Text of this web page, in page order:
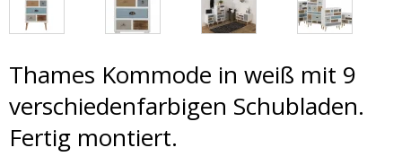
Thames Kommode in weiß mit 9
verschiedenfarbigen Schubladen.
Fertig montiert.